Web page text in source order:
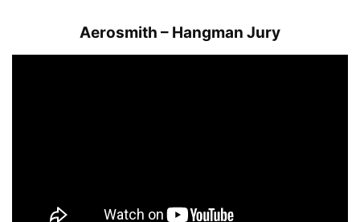
Aerosmith – Hangman Jury